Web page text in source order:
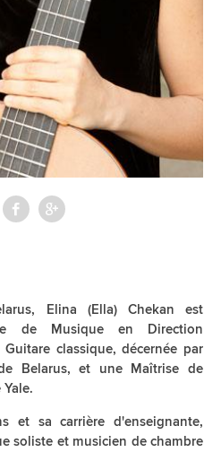
Elina (Ella) Chekan est
de Musique en Direction
classique, décernée par
Belarus, et une Maîtrise de
et sa carrière d'enseignante,
soliste et musicien de chambre